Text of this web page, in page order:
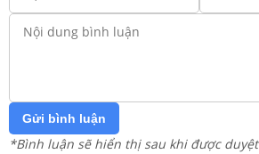
Gửi bình luận
*Bình luận sẽ hiển thị sau khi được duyệt